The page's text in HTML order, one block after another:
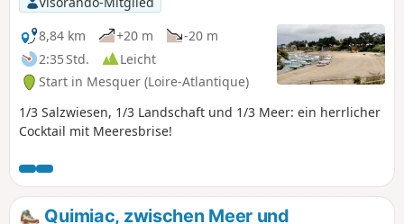
8,84 km
+20 m
-20 m
2:35 Std.
Leicht
Start in Mesquer (Loire-Atlantique)
1/3 Salzwiesen, 1/3 Landschaft und 1/3 Meer: ein herrlicher
Cocktail mit Meeresbrise!
Quimiac, zwischen Meer und